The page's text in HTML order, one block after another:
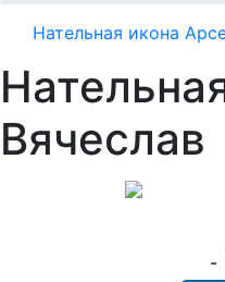
Нательная икона
Вячеслав